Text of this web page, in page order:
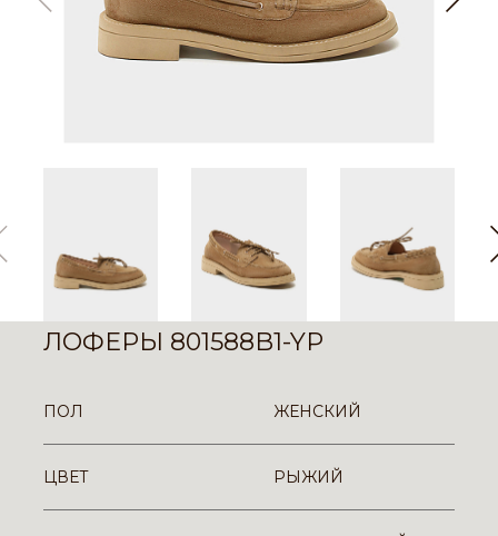
ЛОФЕРЫ 801588B1-YP
ПОЛ ЖЕНСКИЙ
ЦВЕТ РЫЖИЙ